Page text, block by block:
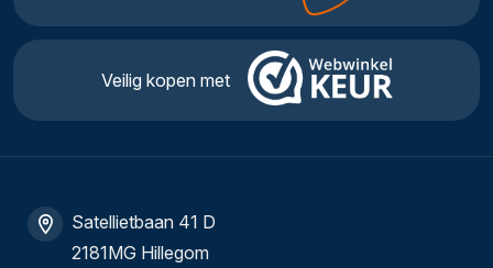
Veilig kopen met
Satellietbaan 41 D
2181MG Hillegom